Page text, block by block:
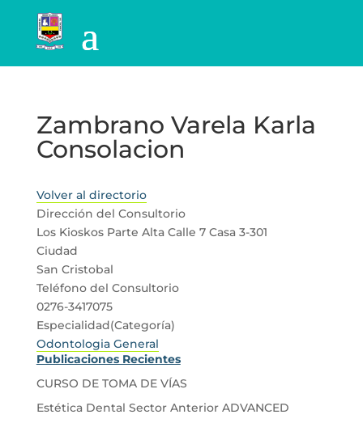
Zambrano Varela Karla
Consolacion
Volver al directorio
Dirección del Consultorio
Los Kioskos Parte Alta Calle 7 Casa 3-301
Ciudad
San Cristobal
Teléfono del Consultorio
0276-3417075
Especialidad(Categoría)
Odontologia General
Publicaciones Recientes
CURSO DE TOMA DE VÍAS
Estética Dental Sector Anterior ADVANCED